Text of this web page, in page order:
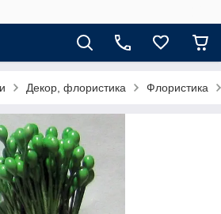
Декор, флористика Флористика